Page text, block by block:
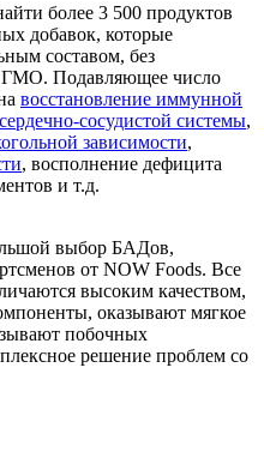
более 3 500 продуктов
добавок, которые
составом, без
ГМО. Подавляющее число
восстановление иммунной
сосудистой системы,
зависимости,
, восполнение дефицита
и т.д.
выбор БАДов,
от NOW Foods. Все
высоким качеством,
оказывают мягкое
побочных
решение проблем со